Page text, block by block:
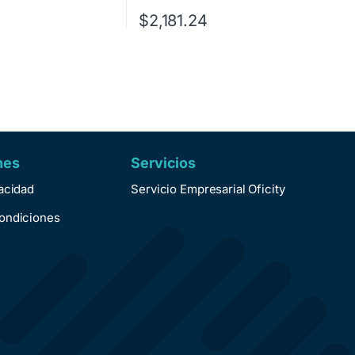
$2,181.24
Servicios
Servicio Empresarial Oficity